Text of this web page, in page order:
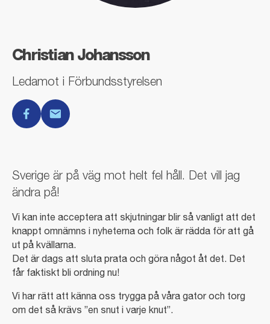
Christian Johansson
Ledamot i Förbundsstyrelsen
facebookE-post
Sverige är på väg mot helt fel håll. Det vill jag
ändra på!
Vi kan inte acceptera att skjutningar blir så vanligt att det
knappt omnämns i nyheterna och folk är rädda för att gå
ut på kvällarna.
Det är dags att sluta prata och göra något åt det. Det
får faktiskt bli ordning nu!
Vi har rätt att känna oss trygga på våra gator och torg
om det så krävs ”en snut i varje knut”.